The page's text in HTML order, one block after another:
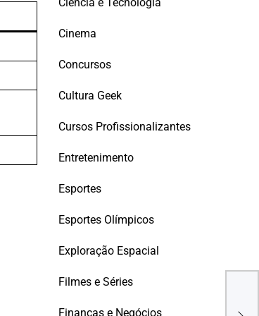
Cinema
Concursos
Cultura Geek
Cursos Profissionalizantes
Entretenimento
Esportes
Esportes Olímpicos
Exploração Espacial
Filmes e Séries
Finanças e Negócios